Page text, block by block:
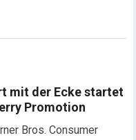
mit der Ecke startet
Promotion
Bros. Consumer